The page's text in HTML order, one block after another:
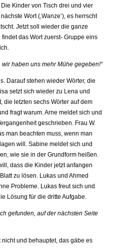
Kinder von Tisch drei und vier
Wort (‚Wanze’), es herrscht
Jetzt soll wieder die ganze
das Wort zuerst- Gruppe eins
haben uns mehr Mühe gegeben!“
Darauf stehen wieder Wörter, die
setzt sich wieder zu Lena und
die letzten sechs Wörter auf dem
fragt warum. Arne meldet sich und
geschrieben. Frau W.
man beachten muss, wenn man
will. Sabine meldet sich und
wie sie in der Grundform heißen.
dass die Kinder jetzt anfangen
zu lösen. Lukas und Ahmed
Probleme. Lukas freut sich und
Lösung für die dritte Aufgabe.
gefunden, auf der nächsten Seite
nicht und behauptet, das gäbe es